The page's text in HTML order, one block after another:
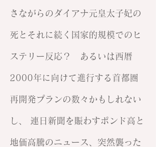
さながらのダイアナ元皇太子妃の
死とそれに続く国家的規模でのヒ
ステリー反応？ あるいは西暦
2000年に向けて進行する首都圏
再開発プランの数々かもしれない
し、 連日新聞を賑わすポンド高と
地価高騰のニュース、突然襲った